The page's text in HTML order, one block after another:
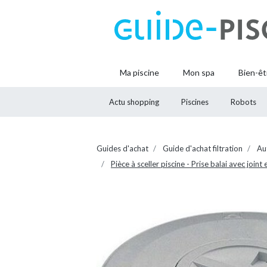
Ma piscine Mon spa Bien-
Actu shopping Piscines Robots
Guides d'achat Guide d'achat filtration
Pièce à sceller piscine - Prise balai avec